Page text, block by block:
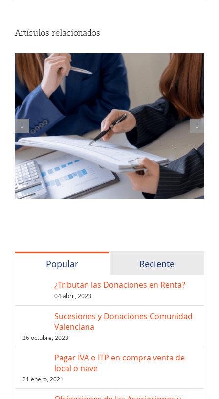
Artículos relacionados
Popular Reciente
¿Tributan las Donaciones en Renta?
04 abril, 2023
Sucesiones y Donaciones Comunidad
Valenciana
26 octubre, 2023
Pagar IVA o ITP en compra venta de
local o nave
21 enero, 2021